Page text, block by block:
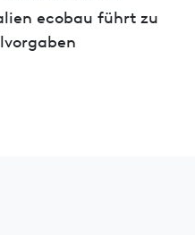
ecobau führt zu